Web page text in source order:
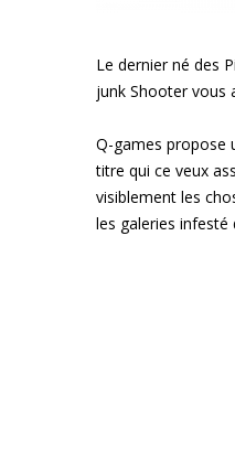
Le dernier né des
junk Shooter vous
Q-games propose
titre qui ce veux
visiblement les
les galeries